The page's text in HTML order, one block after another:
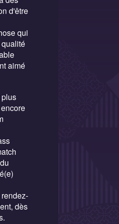
d'être
qui
aimé
dès